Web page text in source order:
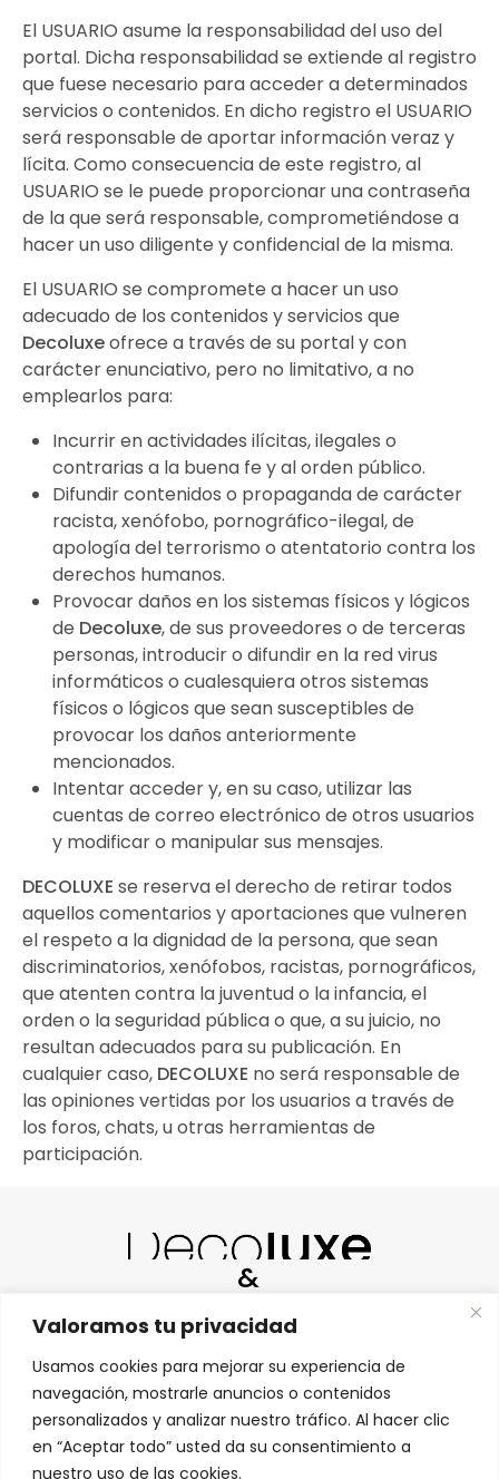
Valoramos tu privacidad
Usamos cookies para mejorar su experiencia de
navegación, mostrarle anuncios o contenidos
personalizados y analizar nuestro tráfico. Al hacer clic
en “Aceptar todo” usted da su consentimiento a
nuestro uso de las cookies.
El USUARIO asume la responsabilidad del uso del
portal. Dicha responsabilidad se extiende al registro
que fuese necesario para acceder a determinados
servicios o contenidos. En dicho registro el USUARIO
será responsable de aportar información veraz y
lícita. Como consecuencia de este registro, al
USUARIO se le puede proporcionar una contraseña
de la que será responsable, comprometiéndose a
hacer un uso diligente y confidencial de la misma.
El USUARIO se compromete a hacer un uso
adecuado de los contenidos y servicios que
Decoluxeofrece a través de su portal y con
carácter enunciativo, pero no limitativo, a no
emplearlos para:
Incurrir en actividades ilícitas, ilegales o
contrarias a la buena fe y al orden público.
Difundir contenidos o propaganda de carácter
racista, xenófobo, pornográfico-ilegal, de
apología del terrorismo o atentatorio contra los
derechos humanos.
Provocar daños en los sistemas físicos y lógicos
de Decoluxe, de sus proveedores o de terceras
personas, introducir o difundir en la red virus
informáticos o cualesquiera otros sistemas
físicos o lógicos que sean susceptibles de
provocar los daños anteriormente
mencionados.
Intentar acceder y, en su caso, utilizar las
cuentas de correo electrónico de otros usuarios
y modificar o manipular sus mensajes.
DECOLUXE se reserva el derecho de retirar todos
aquellos comentarios y aportaciones que vulneren
el respeto a la dignidad de la persona, que sean
discriminatorios, xenófobos, racistas, pornográficos,
que atenten contra la juventud o la infancia, el
orden o la seguridad pública o que, a su juicio, no
resultan adecuados para su publicación. En
cualquier caso, DECOLUXE no será responsable de
las opiniones vertidas por los usuarios a través de
los foros, chats, u otras herramientas de
participación.
&
HABLAMOS ESPAÑOL |